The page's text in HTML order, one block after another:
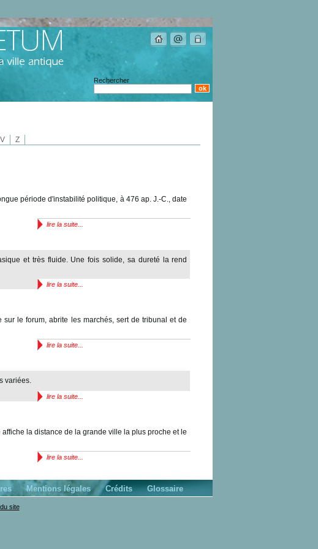
Rechercher
V Z
période d'instabilité politique, à 476 ap. J.-C., date
lire la suite...
et très fluide. Une fois solide, sa dureté la rend
lire la suite...
le forum, abrite les marchés, sert de tribunal et de
lire la suite...
variées.
lire la suite...
la distance de la grande ville la plus proche et le
lire la suite...
Mentions légales Crédits Glossaire
site